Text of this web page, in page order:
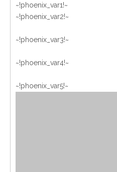
~!phoenix_var1!~
~!phoenix_var2!~
~!phoenix_var3!~
~!phoenix_var4!~
~!phoenix_var5!~